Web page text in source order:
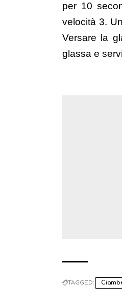
per 10
velocità 3.
Versare la
glassa e
TAGGED: